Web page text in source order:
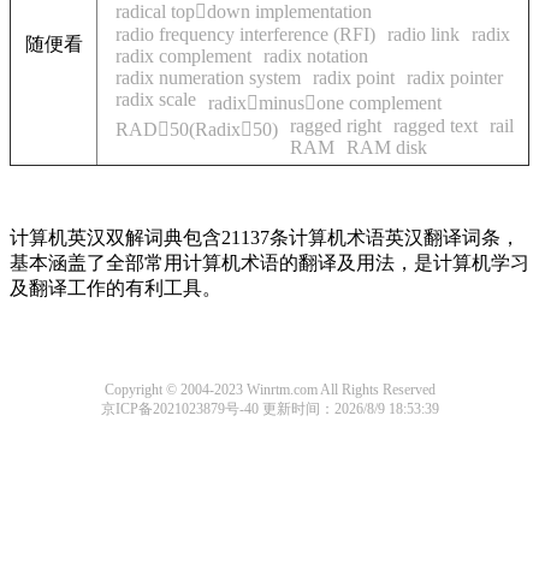
随便看
radical topdown implementation
radio frequency interference (RFI) radio link
radix
radix complement radix notation
radix numeration system
radix point radix pointer
radix scale radixminusone complement
RAD50(Radix50) ragged right ragged text rail
RAM
RAM disk
计算机英汉双解词典包含21137条计算机术语英汉翻译词条，
基本涵盖了全部常用计算机术语的翻译及用法，是计算机学习
及翻译工作的有利工具。
Copyright © 2004-2023 Winrtm.com All Rights Reserved
京ICP备2021023879号-40 更新时间：2026/8/9 18:53:39